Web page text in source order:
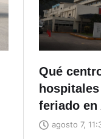
Qué
feriado en
agosto 7,